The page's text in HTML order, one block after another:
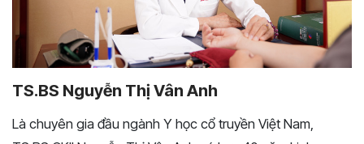
TS.BS Nguyễn Thị Vân Anh
Là chuyên gia đầu ngành Y học cổ truyền Việt Nam,